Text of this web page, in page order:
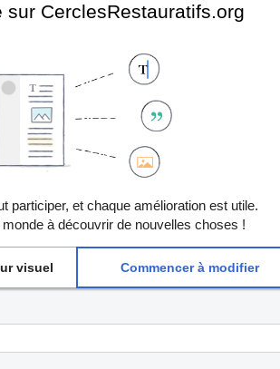
sur CerclesRestauratifs.org
participer, et chaque amélioration est utile.
à découvrir de nouvelles choses !
visuel Commencer à modifier